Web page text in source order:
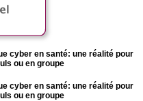
cyber en santé: une réalité pour
ou en groupe
cyber en santé: une réalité pour
ou en groupe